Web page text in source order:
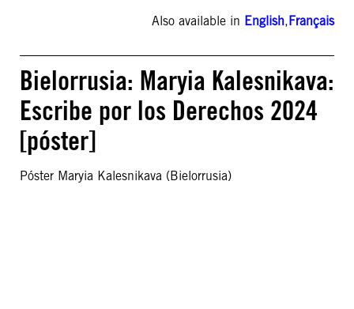
Also available in English,Français
Bielorrusia: Maryia Kalesnikava:
Escribe por los Derechos 2024
[póster]
Póster Maryia Kalesnikava (Bielorrusia)